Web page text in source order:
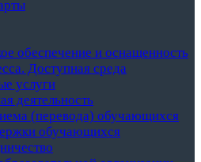
обеспечение и оснащенность
Доступная среда
услуги
деятельность
(перевода) обучающихся
обучающихся